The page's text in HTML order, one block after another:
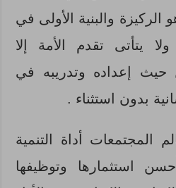
الركيزة والبنية الأولى في
ولا يتأتى تقدم الأمة إلا
حيث إعداده وتدريبه في
بدون استثناء .
المجتمعات أداة التنمية
استثمارها وتوظيفها